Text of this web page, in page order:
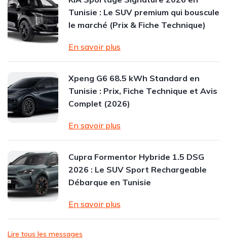
Tunisie : Le SUV premium qui bouscule
le marché (Prix & Fiche Technique)
En savoir plus
Xpeng G6 68.5 kWh Standard en
Tunisie : Prix, Fiche Technique et Avis
Complet (2026)
En savoir plus
Cupra Formentor Hybride 1.5 DSG
2026 : Le SUV Sport Rechargeable
Débarque en Tunisie
En savoir plus
Lire tous les messages